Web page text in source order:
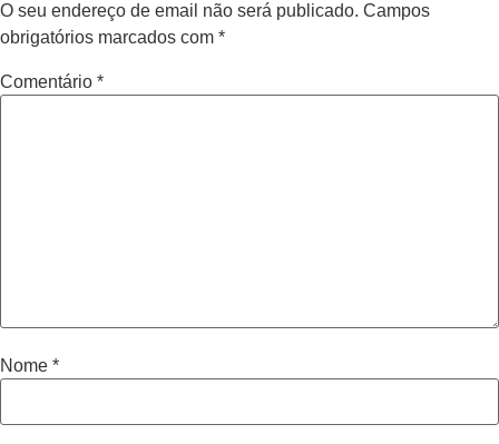
O seu endereço de email não será publicado. Campos
obrigatórios marcados com *
Comentário *
Nome *